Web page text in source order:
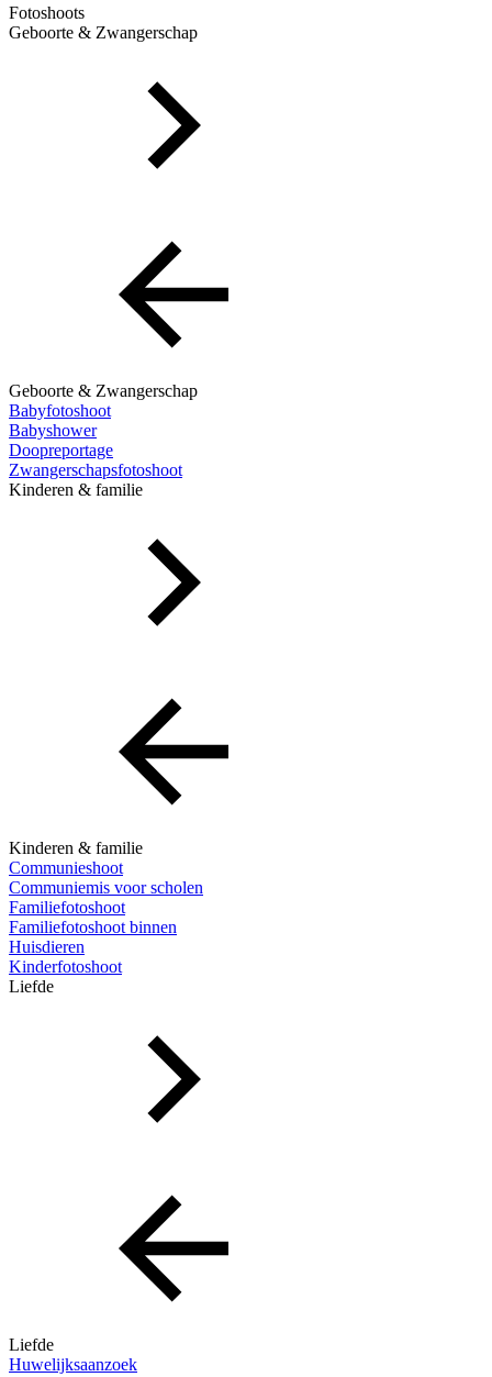
Fotoshoots
Geboorte & Zwangerschap
Geboorte & Zwangerschap
Babyfotoshoot
Babyshower
Doopreportage
Zwangerschapsfotoshoot
Kinderen & familie
Kinderen & familie
Communieshoot
Communiemis voor scholen
Familiefotoshoot
Familiefotoshoot binnen
Huisdieren
Kinderfotoshoot
Liefde
Liefde
Huwelijksaanzoek